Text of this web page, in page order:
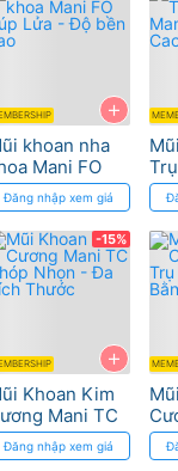
+
khoan nha
Mani FO
Lửa - Độ
cao
Đăng nhập xem giá
+
-15%
Khoan Kim
Mani TC
Nhọn - Đa
Thước
Đăng nhập xem giá